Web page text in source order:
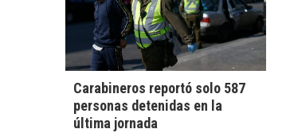
Carabineros reportó solo 587
personas detenidas en la
última jornada